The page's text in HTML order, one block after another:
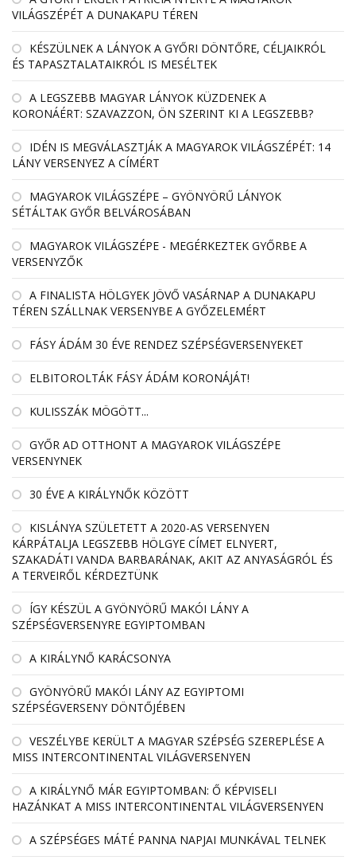
VILÁGSZÉPÉT A DUNAKAPU TÉREN
KÉSZÜLNEK A LÁNYOK A GYŐRI DÖNTŐRE, CÉLJAIKRÓL
ÉS TAPASZTALATAIKRÓL IS MESÉLTEK
A LEGSZEBB MAGYAR LÁNYOK KÜZDENEK A
KORONÁÉRT: SZAVAZZON, ÖN SZERINT KI A LEGSZEBB?
IDÉN IS MEGVÁLASZTJÁK A MAGYAROK VILÁGSZÉPÉT: 14
LÁNY VERSENYEZ A CÍMÉRT
MAGYAROK VILÁGSZÉPE – GYÖNYÖRŰ LÁNYOK
SÉTÁLTAK GYŐR BELVÁROSÁBAN
MAGYAROK VILÁGSZÉPE - MEGÉRKEZTEK GYŐRBE A
VERSENYZŐK
A FINALISTA HÖLGYEK JÖVŐ VASÁRNAP A DUNAKAPU
TÉREN SZÁLLNAK VERSENYBE A GYŐZELEMÉRT
FÁSY ÁDÁM 30 ÉVE RENDEZ SZÉPSÉGVERSENYEKET
ELBITOROLTÁK FÁSY ÁDÁM KORONÁJÁT!
KULISSZÁK MÖGÖTT...
GYŐR AD OTTHONT A MAGYAROK VILÁGSZÉPE
VERSENYNEK
30 ÉVE A KIRÁLYNŐK KÖZÖTT
KISLÁNYA SZÜLETETT A 2020-AS VERSENYEN
KÁRPÁTALJA LEGSZEBB HÖLGYE CÍMET ELNYERT,
SZAKADÁTI VANDA BARBARÁNAK, AKIT AZ ANYASÁGRÓL ÉS
A TERVEIRŐL KÉRDEZTÜNK
ÍGY KÉSZÜL A GYÖNYÖRŰ MAKÓI LÁNY A
SZÉPSÉGVERSENYRE EGYIPTOMBAN
A KIRÁLYNŐ KARÁCSONYA
GYÖNYÖRŰ MAKÓI LÁNY AZ EGYIPTOMI
SZÉPSÉGVERSENY DÖNTŐJÉBEN
VESZÉLYBE KERÜLT A MAGYAR SZÉPSÉG SZEREPLÉSE A
MISS INTERCONTINENTAL VILÁGVERSENYEN
A KIRÁLYNŐ MÁR EGYIPTOMBAN: Ő KÉPVISELI
HAZÁNKAT A MISS INTERCONTINENTAL VILÁGVERSENYEN
A SZÉPSÉGES MÁTÉ PANNA NAPJAI MUNKÁVAL TELNEK